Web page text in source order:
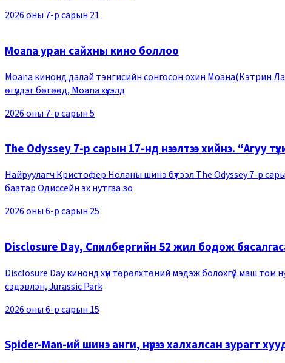
2026 оны 7-р сарын 21
Moana уран сайхны кино боллоо
Moana кинонд далай тэнгисийн сонгосон охин Моана(Кэтрин
өгүүлдэг бөгөөд, Moana хүүхэлд
2026 оны 7-р сарын 5
The Odyssey 7-р сарын 17-нд нээлтээ хийнэ. “Агуу
Найруулагч Кристофер Ноланы шинэ бүтээл The Odyssey 7-р
баатар Одиссейн эх нутгаа зо
2026 оны 6-р сарын 25
Disclosure Day, Спилбергийн 52 жил бодож
Disclosure Day кинонд хүн төрөлхтөний мэдэж болохгүй маш том
сэдэвлэн, Jurassic Park
2026 оны 6-р сарын 15
Spider-Man-ий шинэ анги, нүүрээ халхалсан зурагт